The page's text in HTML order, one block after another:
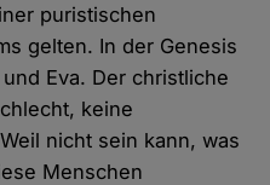
puristischen
gelten. In der Genesis
Eva. Der christliche
keine
nicht sein kann, was
Menschen